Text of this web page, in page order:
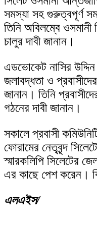
সমস্যা সহ গুরুত্বপূর্ণ
তিনি অবিলম্বে ওসমানী
চালুর দাবী জানান।
এডভোকেট নাসির
জলাবদ্ধতা ও
জানান। তিনি
গঠনের দাবী জানান।
সকালে প্রবাসী
ফোরামের নেতৃবৃন্দ
স্মারকলিপি সিলেটের
এর কাছে পেশ করেন।
এলএইস/